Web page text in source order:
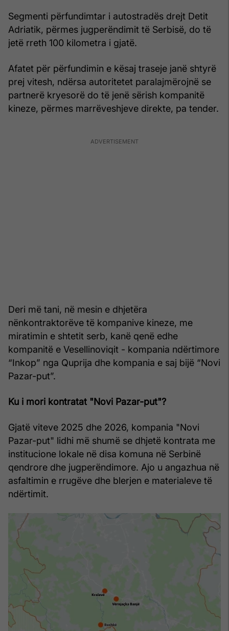
Segmenti përfundimtar i autostradës drejt Detit
Adriatik, përmes jugperëndimit të Serbisë, do të
jetë rreth 100 kilometra i gjatë.
Afatet për përfundimin e kësaj traseje janë shtyrë
prej vitesh, ndërsa autoritetet paralajmërojnë se
partnerë kryesorë do të jenë sërish kompanitë
kineze, përmes marrëveshjeve direkte, pa tender.
Deri më tani, në mesin e dhjetëra
nënkontraktorëve të kompanive kineze, me
miratimin e shtetit serb, kanë qenë edhe
kompanitë e Vesellinoviqit - kompania ndërtimore
“Inkop” nga Quprija dhe kompania e saj bijë “Novi
Pazar-put”.
Ku i mori kontratat "Novi Pazar-put"?
Gjatë viteve 2025 dhe 2026, kompania "Novi
Pazar-put" lidhi më shumë se dhjetë kontrata me
institucione lokale në disa komuna në Serbinë
qendrore dhe jugperëndimore. Ajo u angazhua në
asfaltimin e rrugëve dhe blerjen e materialeve të
ndërtimit.